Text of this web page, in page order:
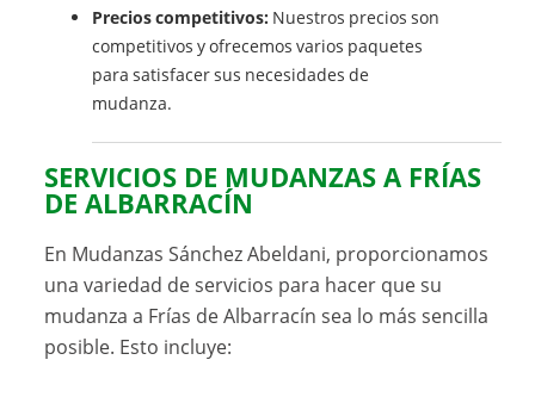
Precios competitivos: Nuestros precios son
competitivos y ofrecemos varios paquetes
para satisfacer sus necesidades de
mudanza.
SERVICIOS DE MUDANZAS A FRÍAS
DE ALBARRACÍN
En Mudanzas Sánchez Abeldani, proporcionamos
una variedad de servicios para hacer que su
mudanza a Frías de Albarracín sea lo más sencilla
posible. Esto incluye: